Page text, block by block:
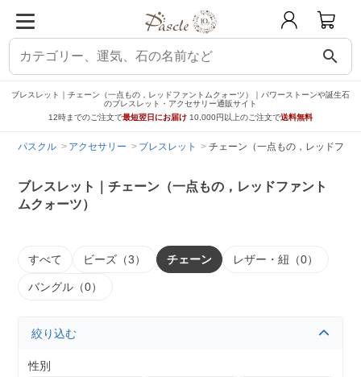
search
ブレスレット｜チェーン（一点もの，レッドファントムクォーツ）｜パワーストーンや誕生石
のブレスレット・アクセサリー通販サイト
12時までのご注文で最短翌日にお届け 10,000円以上のご注文で送料無料
パスクル アクセサリー ブレスレット チェーン（一点もの，レッドファ
ブレスレット｜チェーン（一点もの，レッドファント
ムクォーツ）
すべて ビーズ（3） チェーン レザー・紐（0）
バングル（0）
絞り込む
性別